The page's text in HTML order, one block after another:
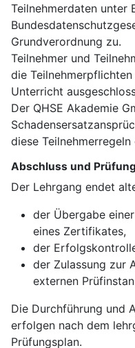
Teilnehmerdaten unter
Grundverordnung zu.
Teilnehmer und
die
Unterricht
Der QHSE Akademie
diese
Abschluss und Prüfung
Der Lehrgang endet
der Übergabe
eines Zertifikates,
der
der Zulassung zur
externen
Die Durchführung und
erfolgen nach dem
Prüfungsplan.